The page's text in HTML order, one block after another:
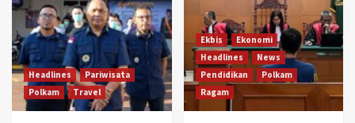
Headlines
Pariwisata
Polkam
Travel
Ekbis
Ekonomi
Headlines
News
Pendidikan
Polkam
Ragam